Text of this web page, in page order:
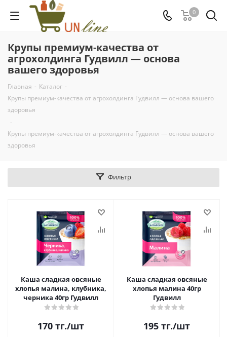
0
Крупы премиум-качества от
агрохолдинга Гудвилл — основа
вашего здоровья
Главная - Каталог -
Крупы премиум-качества от агрохолдинга Гудвилл — основа вашего
здоровья
-
Крупы премиум-качества от агрохолдинга Гудвилл — основа вашего
здоровья
Фильтр
Каша сладкая овсяные
хлопья малина, клубника,
черника 40гр Гудвилл
170 тг./шт
Каша сладкая овсяные
хлопья малина 40гр
Гудвилл
195 тг./шт